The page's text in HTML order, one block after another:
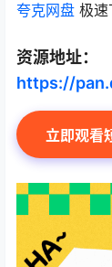
夸克网盘 极速
资源地址：
https://
立即观看